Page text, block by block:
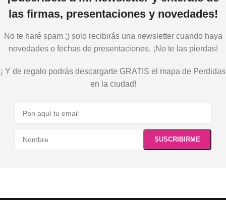
las firmas, presentaciones y novedades!
No te haré spam ;) solo recibirás una newsletter cuando haya
novedades o fechas de presentaciones. ¡No te las pierdas!
¡ Y de regalo podrás descargarte GRATIS el mapa de Perdidas
en la ciudad!